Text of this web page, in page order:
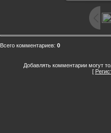
Всего комментариев: 0
Добавлять комментарии могут
[